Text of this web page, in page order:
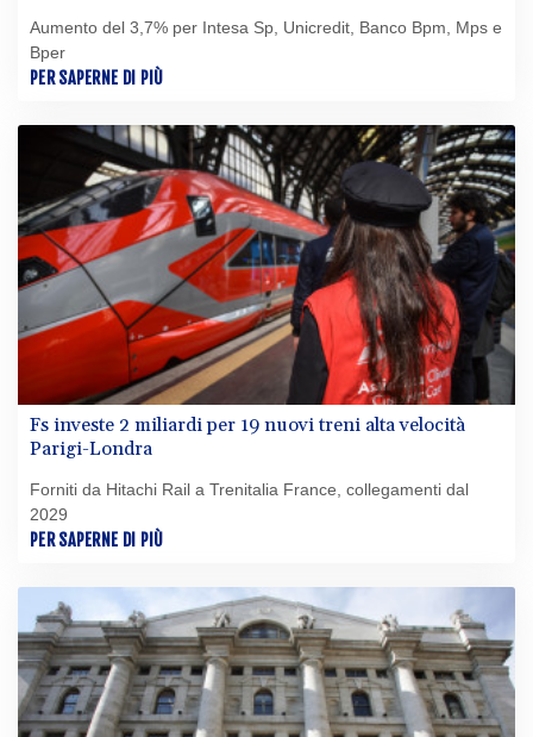
Aumento del 3,7% per Intesa Sp, Unicredit, Banco Bpm, Mps e
Bper
PER SAPERNE DI PIÙ
Fs investe 2 miliardi per 19 nuovi treni alta velocità
Parigi-Londra
Forniti da Hitachi Rail a Trenitalia France, collegamenti dal
2029
PER SAPERNE DI PIÙ